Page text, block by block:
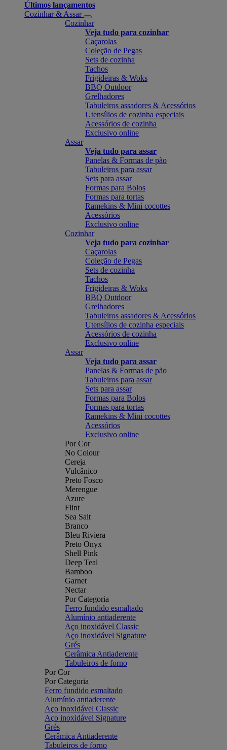
Últimos lançamentos
Cozinhar & Assar
Cozinhar
Veja tudo para cozinhar
Caçarolas
Coleção de Pegas
Sets de cozinha
Tachos
Frigideiras & Woks
BBQ Outdoor
Grelhadores
Tabuleiros assadores & Acessórios
Utensílios de cozinha especiais
Acessórios de cozinha
Exclusivo online
Assar
Veja tudo para assar
Panelas & Formas de pão
Tabuleiros para assar
Sets para assar
Formas para Bolos
Formas para tortas
Ramekins & Mini cocottes
Acessórios
Exclusivo online
Cozinhar
Veja tudo para cozinhar
Caçarolas
Coleção de Pegas
Sets de cozinha
Tachos
Frigideiras & Woks
BBQ Outdoor
Grelhadores
Tabuleiros assadores & Acessórios
Utensílios de cozinha especiais
Acessórios de cozinha
Exclusivo online
Assar
Veja tudo para assar
Panelas & Formas de pão
Tabuleiros para assar
Sets para assar
Formas para Bolos
Formas para tortas
Ramekins & Mini cocottes
Acessórios
Exclusivo online
Por Cor
No Colour
Cereja
Vulcânico
Preto Fosco
Merengue
Azure
Flint
Sea Salt
Branco
Bleu Riviera
Preto Onyx
Shell Pink
Deep Teal
Bamboo
Garnet
Nectar
Por Categoria
Ferro fundido esmaltado
Alumínio antiaderente
Aço inoxidável Classic
Aço inoxidável Signature
Grés
Cerâmica Antiaderente
Tabuleiros de forno
Por Cor
Por Categoria
Ferro fundido esmaltado
Alumínio antiaderente
Aço inoxidável Classic
Aço inoxidável Signature
Grés
Cerâmica Antiaderente
Tabuleiros de forno